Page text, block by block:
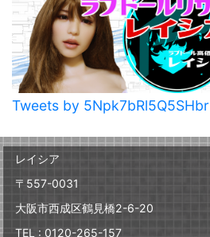
Tweets by 5Npk7bRl5Q5SHbr
レイシア
〒557-0031
大阪市西成区鶴見橋2-6-20
TEL : 0120-265-157